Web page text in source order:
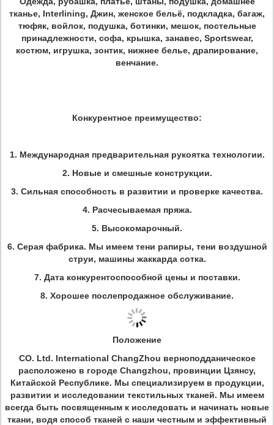
тканье, Interlining, Джин, женское бельё, подкладка, багаж,
тюфяк, войлок, подушка, ботинки, мешок, постельные
принадлежности, софа, крышка, занавес, Sportswear,
костюм, игрушка, зонтик, нижнее белье, драпирование,
венчание.
Конкурентное преимущество:
1. Международная предварительная рукоятка технологии.
2. Новые и смешные конструкции.
3. Сильная способность в развитии и проверке качества.
4. Расчесываемая пряжа.
5. Высокомарочный.
6. Серая фабрика. Мы имеем тени рапиры, тени воздушной
струи, машины жаккарда сотка.
7. Дата конкурентоспособной цены и поставки.
8. Хорошее послепродажное обслуживание.
Положение
CO. Ltd. International ChangZhou верноподданическое
расположено в городе Changzhou, провинции Цзянсу,
Китайской Республике. Мы специализируем в продукции,
развитии и исследовании текстильных тканей. Мы имеем
всегда быть посвященным к исследовать и начинать новые
ткани, водя способ тканей с наши честным и эффективный